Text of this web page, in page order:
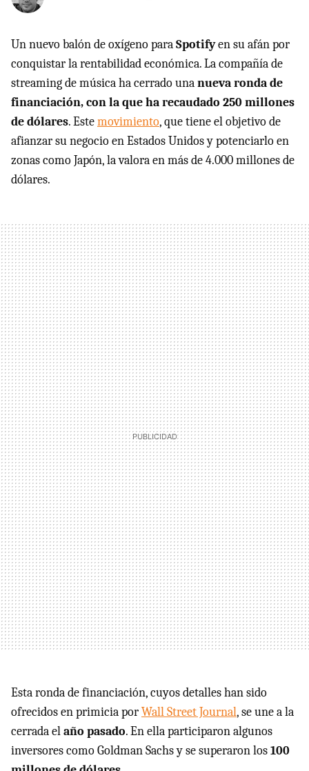
Un nuevo balón de oxígeno paraSpotifyen su afán por
conquistar la rentabilidad económica. La compañía de
streaming de música ha cerrado unanueva ronda de
financiación, con la que ha recaudado 250 millones
de dólares. Estemovimiento, que tiene el objetivo de
afianzar su negocio en Estados Unidos y potenciarlo en
zonas como Japón, la valora en más de 4.000 millones de
dólares.
Esta ronda de financiación, cuyos detalles han sido
ofrecidos en primicia porWall Street Journal, se une a la
cerrada elaño pasado. En ella participaron algunos
inversores como Goldman Sachs y se superaron los100